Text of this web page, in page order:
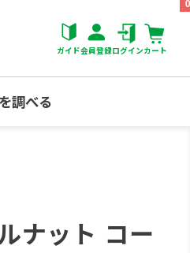
ガイド会員登録ログインカート
調べる
ナット コー